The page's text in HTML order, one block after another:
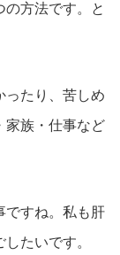
の方法です。と
ったり、苦しめ
族・仕事など
すね。私も肝
たいです。